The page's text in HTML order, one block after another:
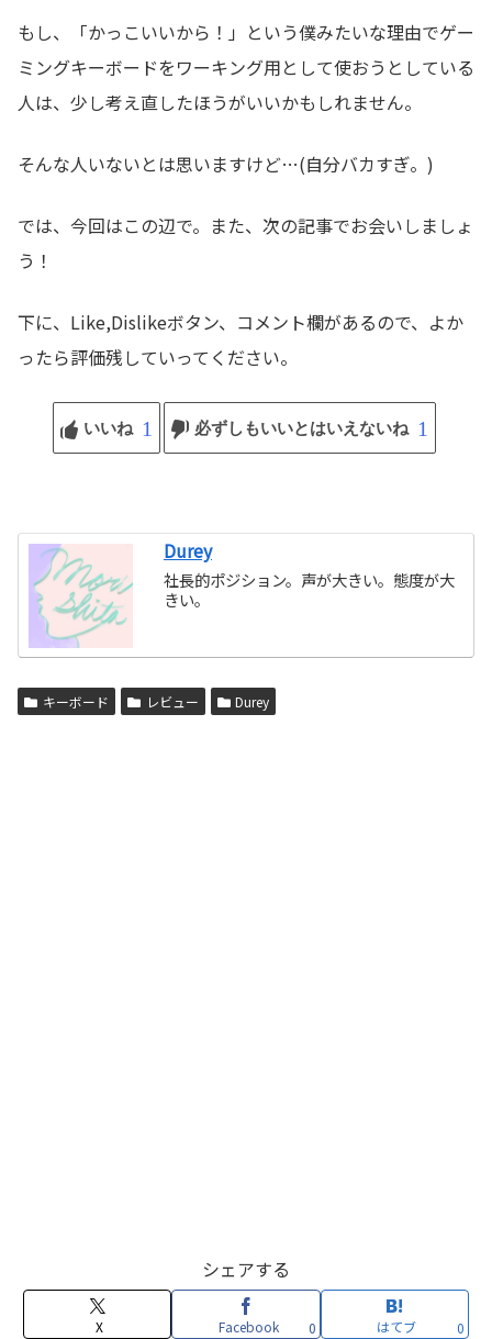
もし、「かっこいいから！」という僕みたいな理由でゲー
ミングキーボードをワーキング用として使おうとしている
人は、少し考え直したほうがいいかもしれません。
そんな人いないとは思いますけど…(自分バカすぎ。)
では、今回はこの辺で。また、次の記事でお会いしましょ
う！
下に、Like,Dislikeボタン、コメント欄があるので、よか
ったら評価残していってください。
いいね 1 必ずしもいいとはいえないね 1
Durey
社長的ポジション。声が大きい。態度が大
きい。
キーボード レビュー Durey
シェアする
X Facebook 0 はてブ 0